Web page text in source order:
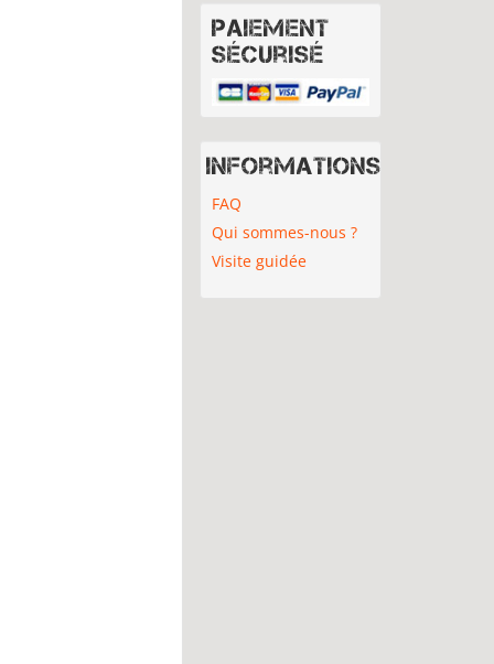
Paiement
sécurisé
Informations
FAQ
Qui sommes-nous ?
Visite guidée